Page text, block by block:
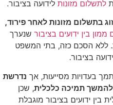
לתשלום מזונות לידועה בציבור.
בתשלום מזונות לאחר פירוד,
בין ידועים בציבור שנערך
ללא הסכם כזה, בתי המשפט
בציבור.
בעדויות מסייעות, אך נדרשת
תמיכה כלכלית, שכן
בין ידועים בציבור מוגבלת